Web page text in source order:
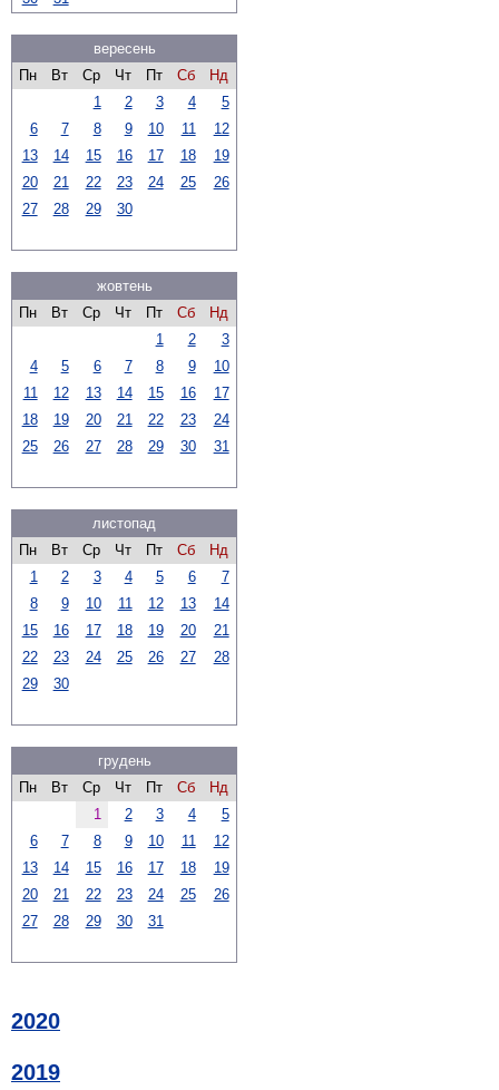
вересень
Пн
Вт Ср Чт Пт Сб
Нд
1
2 3 4
5
6
7 8 9 10 11
12
13
14 15 16 17 18
19
20
21 22 23 24 25
26
27
28 29 30
жовтень
Пн
Вт Ср Чт Пт Сб
Нд
1
2
3
4
5 6 7 8 9
10
11
12 13 14 15 16
17
18
19 20 21 22 23
24
25
26 27 28 29 30 31
листопад
Пн
Вт Ср Чт Пт Сб
Нд
1
2 3 4 5 6
7
8
9 10 11 12 13
14
15
16 17 18 19 20
21
22
23 24 25 26 27
28
29
30
грудень
Пн
Вт Ср Чт Пт Сб
Нд
1
2 3 4
5
6
7 8 9 10 11
12
13
14 15 16 17 18
19
20
21 22 23 24 25
26
27
28 29 30 31
2020
2019